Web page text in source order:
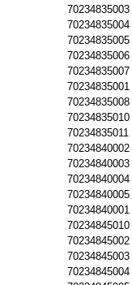
70234835003
70234835004
70234835005
70234835006
70234835007
70234835001
70234835008
70234835010
70234835011
70234840002
70234840003
70234840004
70234840005
70234840001
70234845010
70234845002
70234845003
70234845004